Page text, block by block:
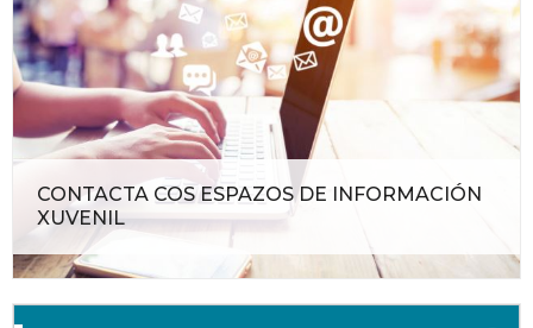
CONTACTA COS ESPAZOS DE INFORMACIÓN
XUVENIL